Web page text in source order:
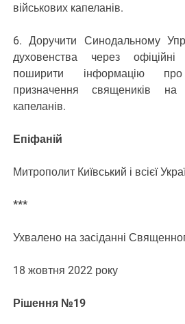
військових капеланів.
6. Доручити Синодальному
духовенства через офіційні
поширити інформацію
призначення священиків на
капеланів.
Епіфаній
Митрополит Київський і всієї
***
Ухвалено на засіданні
18 жовтня 2022 року
Рішення №19